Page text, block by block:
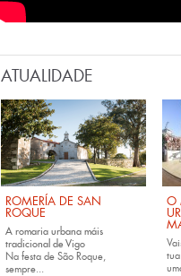
ATUALIDADE
ROMERÍA DE SAN
ROQUE
A romaria urbana máis
tradicional de Vigo
Na festa de São Roque,
sempre...
O